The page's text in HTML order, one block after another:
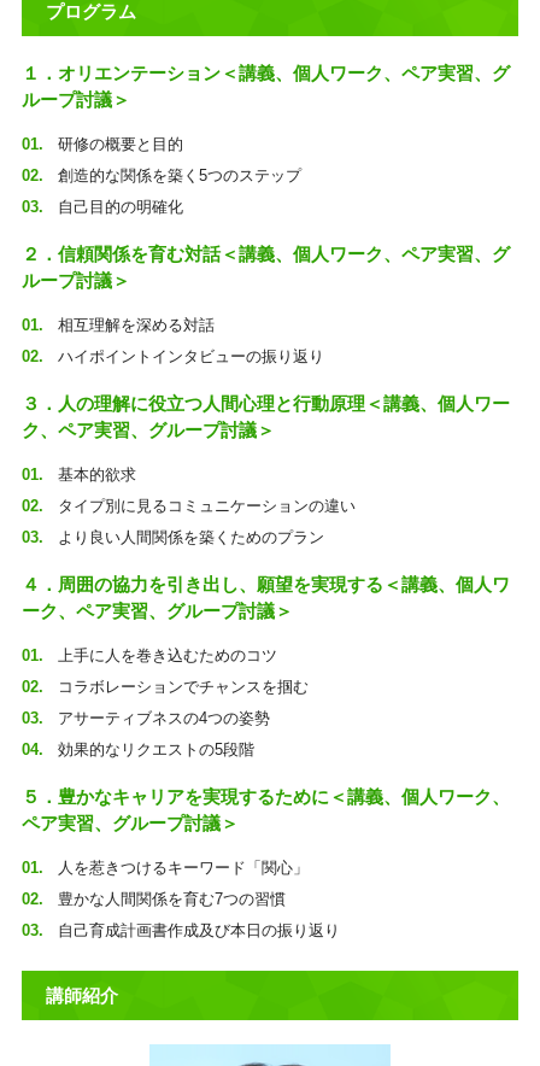
プログラム
１．オリエンテーション＜講義、個人ワーク、ペア実習、グ
ループ討議＞
研修の概要と目的
創造的な関係を築く5つのステップ
自己目的の明確化
２．信頼関係を育む対話＜講義、個人ワーク、ペア実習、グ
ループ討議＞
相互理解を深める対話
ハイポイントインタビューの振り返り
３．人の理解に役立つ人間心理と行動原理＜講義、個人ワー
ク、ペア実習、グループ討議＞
基本的欲求
タイプ別に見るコミュニケーションの違い
より良い人間関係を築くためのプラン
４．周囲の協力を引き出し、願望を実現する＜講義、個人ワ
ーク、ペア実習、グループ討議＞
上手に人を巻き込むためのコツ
コラボレーションでチャンスを掴む
アサーティブネスの4つの姿勢
効果的なリクエストの5段階
５．豊かなキャリアを実現するために＜講義、個人ワーク、
ペア実習、グループ討議＞
人を惹きつけるキーワード「関心」
豊かな人間関係を育む7つの習慣
自己育成計画書作成及び本日の振り返り
講師紹介